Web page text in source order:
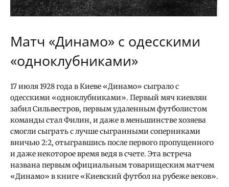
Матч «Динамо» с одесскими
«одноклубниками»
17 июля 1928 года в Киеве «Динамо» сыграло с
одесскими «одноклубниками». Первый мяч киевлян
забил Сильвестров, первым удаленным футболистом
команды стал Филин, и даже в меньшинстве хозяева
смогли сыграть с лучше сыгранными соперниками
вничью 2:2, отыгравшись после первого пропущенного
и даже некоторое время ведя в счете. Эта встреча
названа первым официальным товарищеским матчем
«Динамо» в книге «Киевский футбол на рубеже веков».